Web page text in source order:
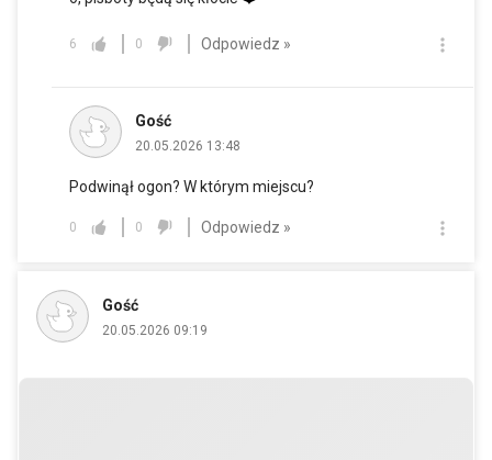
6 0 Odpowiedz »
Gość
20.05.2026 13:48
Podwinął ogon? W którym miejscu?
0 0 Odpowiedz »
Gość
20.05.2026 09:19